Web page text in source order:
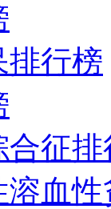
排行榜
征排
血